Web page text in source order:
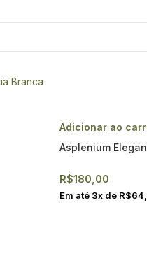
Adicionar ao
Asplenium
R$180,00
Em até 3x de R$